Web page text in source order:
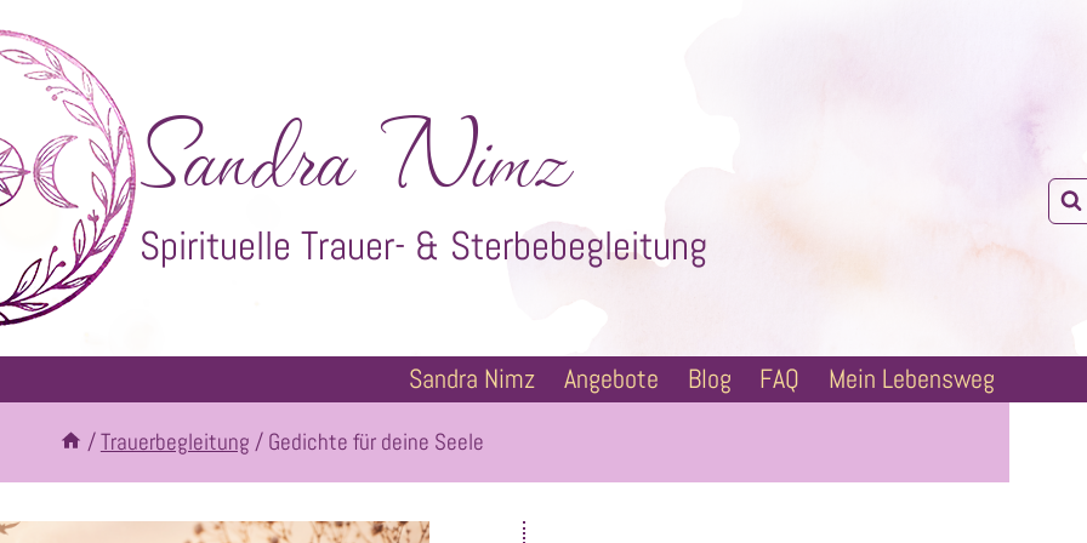
Sandra Nimz
Spirituelle Trauer- & Sterbebegleitung
Sandra Nimz Angebote Blog FAQ Mein Lebensweg
/Trauerbegleitung / Gedichte für deine Seele